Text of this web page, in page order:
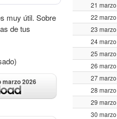
muy útil. Sobre
de tus
marzo 2026
21
22
23
24
25
26
27
28
29
30